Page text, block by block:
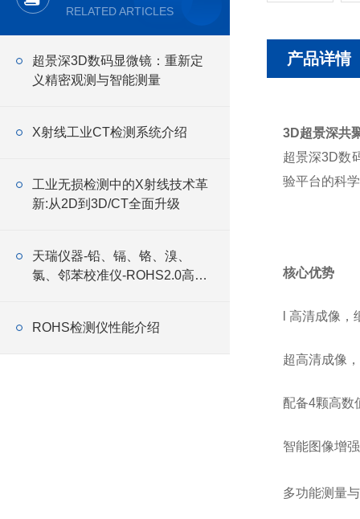
RELATED ARTICLES
超景深3D数码显微镜：重新定
义精密观测与智能测量
X射线工业CT检测系统介绍
工业无损检测中的X射线技术革
新:从2D到3D/CT全面升级
天瑞仪器-铅、镉、铬、溴、
氯、邻苯校准仪-ROHS2.0高效
ROHS检测仪性能介绍
产品详情
3D超景深共
超景深3D数
验平台的科
核心优势
高清成像，
超高清成像
配备4颗高数
智能图像增
多功能测量